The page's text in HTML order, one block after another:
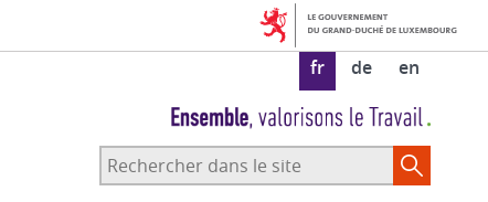
fr de en
Rechercher
dans